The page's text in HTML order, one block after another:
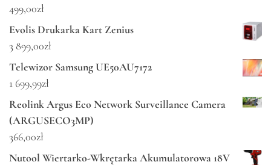
499,00zł
Evolis Drukarka Kart Zenius
3 899,00zł
Telewizor Samsung UE50AU7172
1 699,99zł
Reolink Argus Eco Network Surveillance Camera
(ARGUSECO3MP)
366,00zł
Nutool Wiertarko-Wkrętarka Akumulatorowa 18V